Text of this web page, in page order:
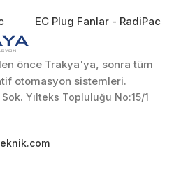
EC Plug Fanlar - RadiPac
önce Trakya'ya, sonra tüm
otomasyon sistemleri.
Yılteks Topluluğu No:15/1